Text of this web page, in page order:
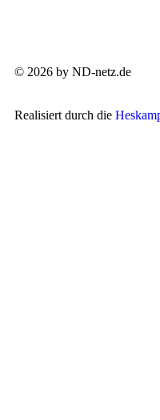
© 2026 by ND-netz.de
Realisiert durch die